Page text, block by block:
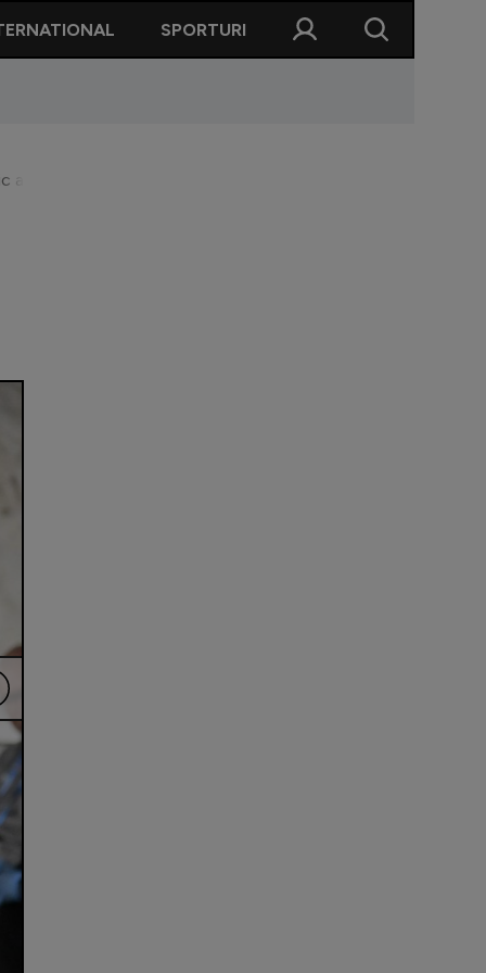
SPORTURI
plecat: ”S-ar plia foarte bine”